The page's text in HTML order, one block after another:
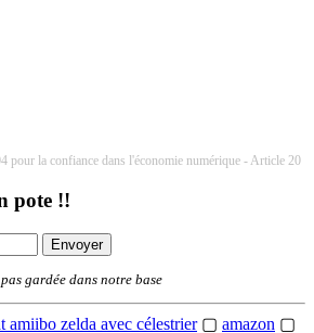
pour la confiance dans l'économie numérique - Article 20
pote !!
Envoyer
gardée dans notre base
amiibo zelda avec célestrier▢ amazon ▢